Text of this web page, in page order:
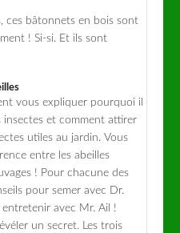
ces bâtonnets en bois sont
! Si-si. Et ils sont
vous expliquer pourquoi il
et comment attirer
utiles au jardin. Vous
entre les abeilles
! Pour chacune des
pour semer avec Dr.
avec Mr. Ail !
un secret. Les trois